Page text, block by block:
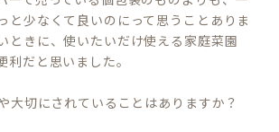
と少なくて良いのにって思うことありま
ときに、使いたいだけ使える家庭菜園
利だと思いました。
や大切にされていることはありますか？